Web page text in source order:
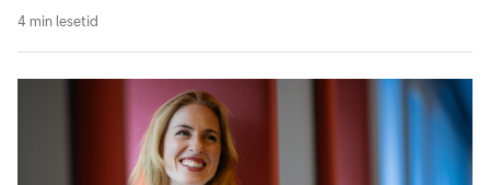
4 min lesetid